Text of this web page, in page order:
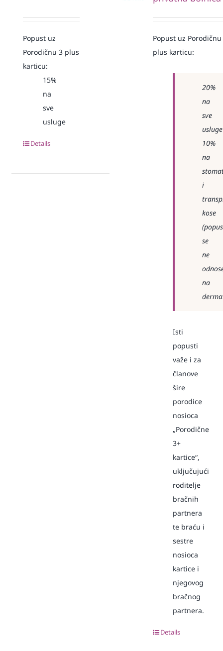
Popust uz
Porodičnu 3 plus
karticu:
15%
na
sve
usluge
Details
Popust uz Porodičnu
plus karticu:
20%
na
sve
usluge
10%
na
i
kose
se
ne
na
Isti
popusti
važe i za
članove
šire
porodice
nosioca
„Porodične
3+
kartice“,
uključujući
roditelje
bračnih
partnera
te braću i
sestre
nosioca
kartice i
njegovog
bračnog
partnera.
Details